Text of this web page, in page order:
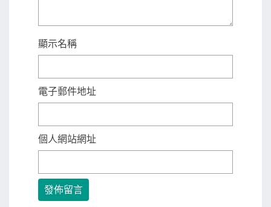
顯示名稱
電子郵件地址
個人網站網址